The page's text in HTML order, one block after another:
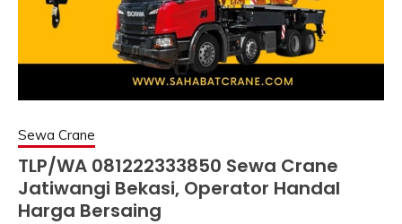
Sewa Crane
TLP/WA 081222333850 Sewa Crane
Jatiwangi Bekasi, Operator Handal
Harga Bersaing